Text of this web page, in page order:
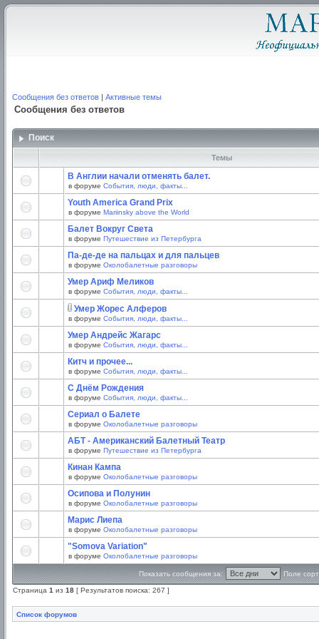
Сообщения без ответов | Активные темы
Сообщения без ответов
Поиск
Темы
В Англии начали отменять балет.
в форуме События, люди, факты...
Youth America Grand Prix
в форуме Mariinsky above the World
Балет Вокруг Света
в форуме Путешествие из Петербурга
Па-де-де на пальцах и для пальцев
в форуме Околобалетные разговоры
Умер Ариф Меликов
в форуме События, люди, факты...
Умер Жорес Алферов
в форуме События, люди, факты...
Умер Андрейс Жагарс
в форуме События, люди, факты...
Китч и прочее...
в форуме События, люди, факты...
С Днём Рождения
в форуме События, люди, факты...
Сериал о Балете
в форуме Околобалетные разговоры
АБТ - Американский Балетный Театр
в форуме Путешествие из Петербурга
Кинан Кампа
в форуме Околобалетные разговоры
Осипова и Полунин
в форуме Околобалетные разговоры
Марис Лиепа
в форуме Околобалетные разговоры
"Somova Variation"
в форуме Околобалетные разговоры
Показать сообщения за: Поле
Страница 1 из 18 [ Результатов поиска: 267 ]
Список форумов